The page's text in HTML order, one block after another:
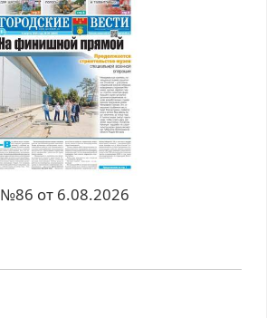
№86 от 6.08.2026